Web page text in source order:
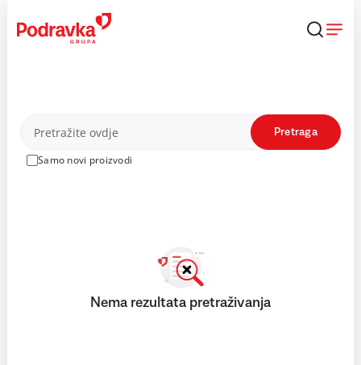
content
Proizvodi
Samo novi proizvodi
Pretraga
Nema rezultata pretraživanja